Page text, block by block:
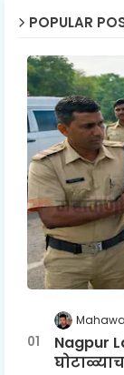
POPULAR
Nagpur